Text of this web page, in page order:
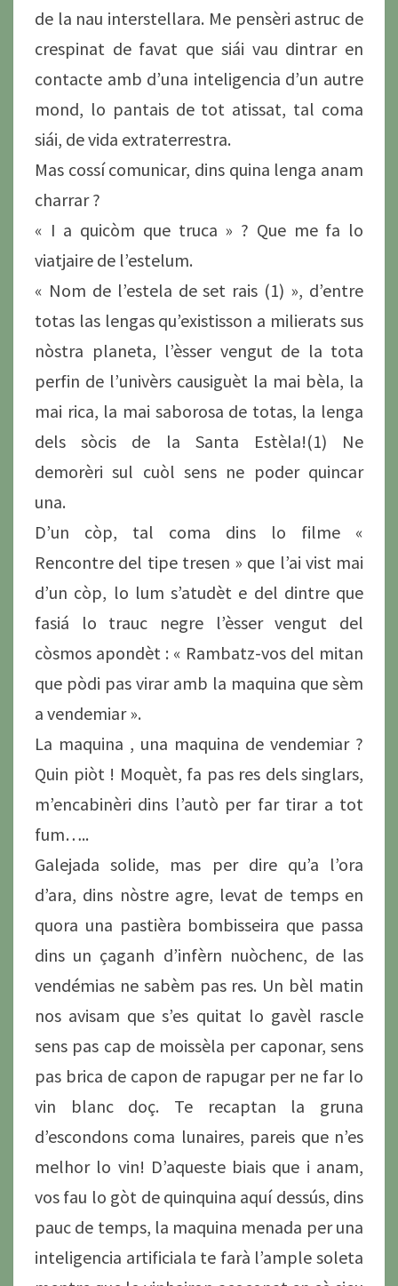
de la nau interstellara. Me pensèri astruc de
crespinat de favat que siái vau dintrar en
contacte amb d’una inteligencia d’un autre
mond, lo pantais de tot atissat, tal coma
siái, de vida extraterrestra.
Mas cossí comunicar, dins quina lenga anam
charrar ?
« I a quicòm que truca » ? Que me fa lo
viatjaire de l’estelum.
« Nom de l’estela de set rais (1) », d’entre
totas las lengas qu’existisson a milierats sus
nòstra planeta, l’èsser vengut de la tota
perfin de l’univèrs causiguèt la mai bèla, la
mai rica, la mai saborosa de totas, la lenga
dels sòcis de la Santa Estèla!(1) Ne
demorèri sul cuòl sens ne poder quincar
una.
D’un còp, tal coma dins lo filme «
Rencontre del tipe tresen » que l’ai vist mai
d’un còp, lo lum s’atudèt e del dintre que
fasiá lo trauc negre l’èsser vengut del
còsmos apondèt : « Rambatz-vos del mitan
que pòdi pas virar amb la maquina que sèm
a vendemiar ».
La maquina , una maquina de vendemiar ?
Quin piòt ! Moquèt, fa pas res dels singlars,
m’encabinèri dins l’autò per far tirar a tot
fum…..
Galejada solide, mas per dire qu’a l’ora
d’ara, dins nòstre agre, levat de temps en
quora una pastièra bombisseira que passa
dins un çaganh d’infèrn nuòchenc, de las
vendémias ne sabèm pas res. Un bèl matin
nos avisam que s’es quitat lo gavèl rascle
sens pas cap de moissèla per caponar, sens
pas brica de capon de rapugar per ne far lo
vin blanc doç. Te recaptan la gruna
d’escondons coma lunaires, pareis que n’es
melhor lo vin! D’aqueste biais que i anam,
vos fau lo gòt de quinquina aquí dessús, dins
pauc de temps, la maquina menada per una
inteligencia artificiala te farà l’ample soleta